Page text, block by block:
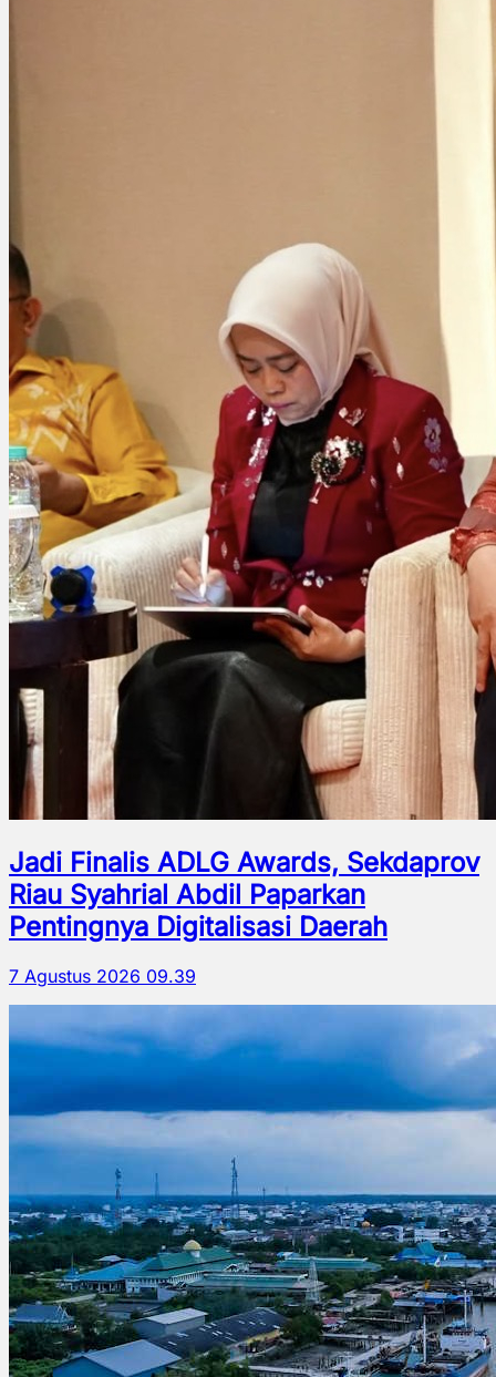
Jadi Finalis ADLG Awards, Sekdaprov
Riau Syahrial Abdil Paparkan
Pentingnya Digitalisasi Daerah
7 Agustus 2026 09.39